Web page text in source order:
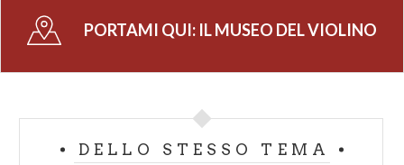
daranno accesso agli utenti a palcoscenici iconici
dell’Opera di Roma, il Teatro di San Carlo di Napoli,
il Teatro della Pergola di Firenze e il Museo del
Violino di Cremona. La collaborazione con il Museo
PORTAMI QUI: IL MUSEO DEL VIOLINO
DELLO STESSO TEMA